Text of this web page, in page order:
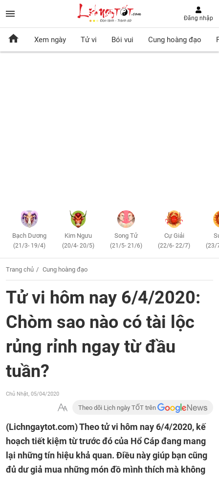
Đăng nhập
Xem ngày Tử vi Bói vui Cung hoàng đạo
Bạch Dương
(21/3- 19/4)
Kim Ngưu
(20/4- 20/5)
Song Tử
(21/5- 21/6)
Cự Giải
(22/6- 22/7) (23/
Trang chủ Cung hoàng đạo
Tử vi hôm nay 6/4/2020:
Chòm sao nào có tài lộc
rủng rỉnh ngay từ đầu
tuần?
Chủ Nhật, 05/04/2020
Theo dõi Lịch ngày TỐT trên
(Lichngaytot.com)Theo tử vi hôm nay 6/4/2020, kế
hoạch tiết kiệm từ trước đó của Hổ Cáp đang mang
lại những tín hiệu khả quan. Điều này giúp bạn cũng
đủ dư giả mua những món đồ mình thích mà không